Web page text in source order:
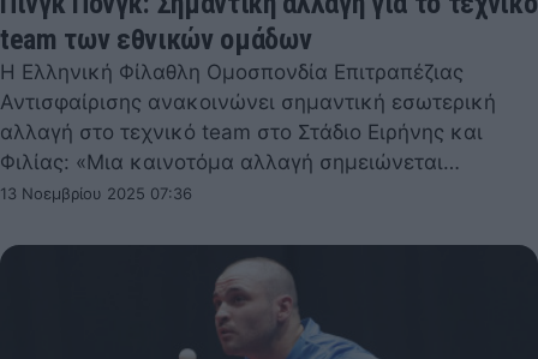
team των εθνικών ομάδων
Η Ελληνική Φίλαθλη Ομοσπονδία Επιτραπέζιας
Αντισφαίρισης ανακοινώνει σημαντική εσωτερική
αλλαγή στο τεχνικό team στο Στάδιο Ειρήνης και
Φιλίας: «Μια καινοτόμα αλλαγή σημειώνεται…
13 Νοεμβρίου 2025 07:36